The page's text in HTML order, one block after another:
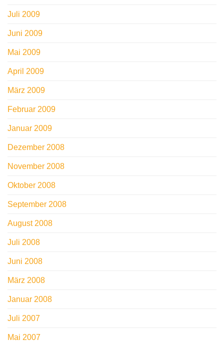
Juli 2009
Juni 2009
Mai 2009
April 2009
März 2009
Februar 2009
Januar 2009
Dezember 2008
November 2008
Oktober 2008
September 2008
August 2008
Juli 2008
Juni 2008
März 2008
Januar 2008
Juli 2007
Mai 2007